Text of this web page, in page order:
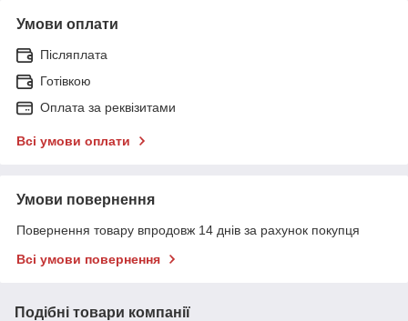
Умови оплати
Післяплата
Готівкою
Оплата за реквізитами
Всі умови оплати
Умови повернення
Повернення товару впродовж 14 днів за рахунок покупця
Всі умови повернення
Подібні товари компанії